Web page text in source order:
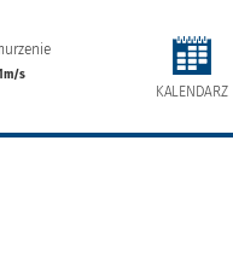
s
KALENDARZ